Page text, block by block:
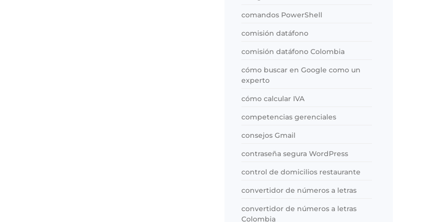
comandos PowerShell
comisión datáfono
comisión datáfono Colombia
cómo buscar en Google como un
experto
cómo calcular IVA
competencias gerenciales
consejos Gmail
contraseña segura WordPress
control de domicilios restaurante
convertidor de números a letras
convertidor de números a letras
Colombia